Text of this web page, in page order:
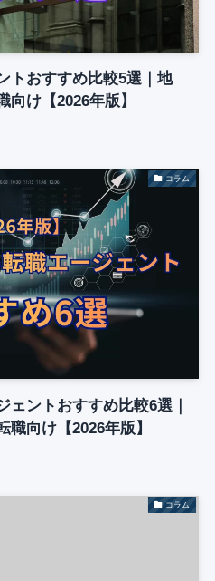
トおすすめ比較5選｜地
け【2026年版】
コラム
ントおすすめ比較6選｜
向け【2026年版】
コラム